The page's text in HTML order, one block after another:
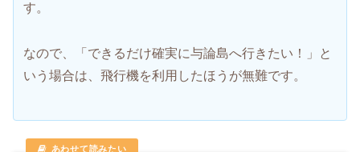
す。
なので、「できるだけ確実に与論島へ行きたい！」と
いう場合は、飛行機を利用したほうが無難です。